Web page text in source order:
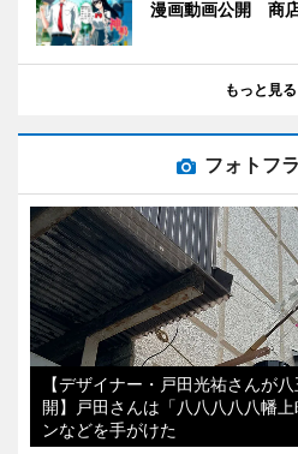
漫画動画公開 商
もっと見る
フォトフ
【デザイナー・戸田光祐さんが
開】戸田さんは「八八八八八幡
ンなどを手がけた